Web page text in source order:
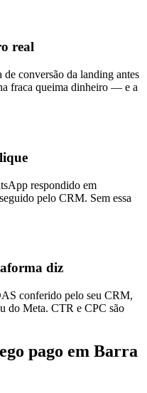
real
conversão da landing antes
fraca queima dinheiro — e a
respondido em
pelo CRM. Sem essa
diz
conferido pelo seu CRM,
do Meta. CTR e CPC são
pago em Barra